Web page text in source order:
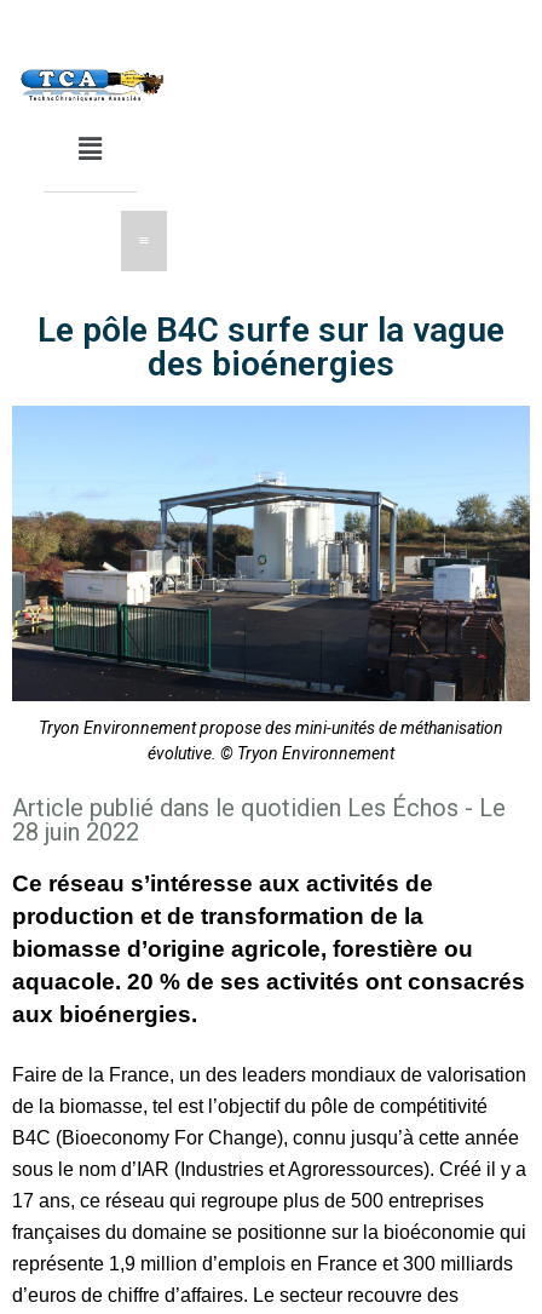
Le pôle B4C surfe sur la vague
des bioénergies
Tryon Environnement propose des mini-unités de méthanisation
évolutive. © Tryon Environnement
Article publié dans le quotidien Les Échos - Le
28 juin 2022
Ce réseau s’intéresse aux activités de
production et de transformation de la
biomasse d’origine agricole, forestière ou
aquacole. 20 % de ses activités ont consacrés
aux bioénergies.
Faire de la France, un des leaders mondiaux de valorisation
de la biomasse, tel est l’objectif du pôle de compétitivité
B4C (Bioeconomy For Change), connu jusqu’à cette année
sous le nom d’IAR (Industries et Agroressources). Créé il y a
17 ans, ce réseau qui regroupe plus de 500 entreprises
françaises du domaine se positionne sur la bioéconomie qui
représente 1,9 million d’emplois en France et 300 milliards
d’euros de chiffre d’affaires. Le secteur recouvre des